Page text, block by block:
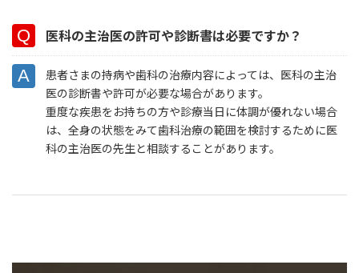
医科の主治医の許可や診断書は必要ですか？
患者さまの持病や歯科の治療内容によっては、医科の主治
医の診断書や許可が必要な場合があります。
重度な疾患をお持ちの方や診療当日に体調が優れない場合
は、全身の状態をみて歯科治療の範囲を検討するために医
科の主治医の先生と相談することがあります。